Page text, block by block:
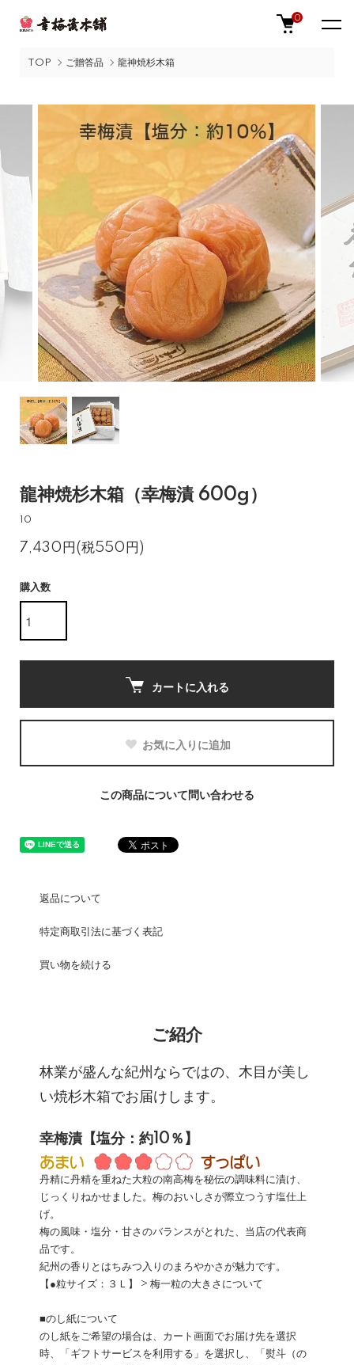
0
TOP ご贈答品 龍神焼杉木箱
龍神焼杉木箱（幸梅漬 600g）
10
7,430円(税550円)
購入数
カートに入れる
お気に入りに追加
この商品について問い合わせる
返品について
特定商取引法に基づく表記
買い物を続ける
ご紹介
林業が盛んな紀州ならではの、木目が美し
い焼杉木箱でお届けします。
幸梅漬【塩分：約10％】
丹精に丹精を重ねた大粒の南高梅を秘伝の調味料に漬け、
じっくりねかせました。梅のおいしさが際立つうす塩仕上
げ。
梅の風味・塩分・甘さのバランスがとれた、当店の代表商
品です。
紀州の香りとはちみつ入りのまろやかさが魅力です。
【●粒サイズ：３Ｌ】 > 梅一粒の大きさについて
■のし紙について
のし紙をご希望の場合は、カート画面でお届け先を選択
時、「ギフトサービスを利用する」を選択し、「熨斗（の